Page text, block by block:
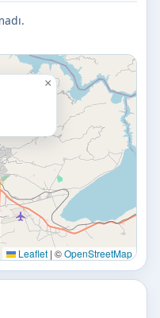
×
Leaflet | ©OpenStreetMap